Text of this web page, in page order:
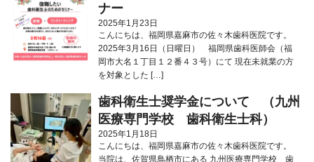
ナー
2025年1月23日
こんにちは、福岡県嘉麻市の佐々木歯科医院です。
2025年3月16日（日曜日） 福岡県歯科医師会（福
岡市大名１丁目１２番４３号）にて 現在未就業の方
を対象とした […]
歯科衛生士奨学金について （九州
医療専門学校 歯科衛生士科）
2025年1月18日
こんにちは、福岡県嘉麻市の佐々木歯科医院です。
当院は、佐賀県鳥栖市にある 九州医療専門学校 歯